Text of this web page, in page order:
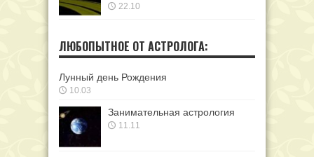
22.10
ЛЮБОПЫТНОЕ ОТ АСТРОЛОГА:
Лунный день Рождения
10.03
Занимательная астрология
11.11